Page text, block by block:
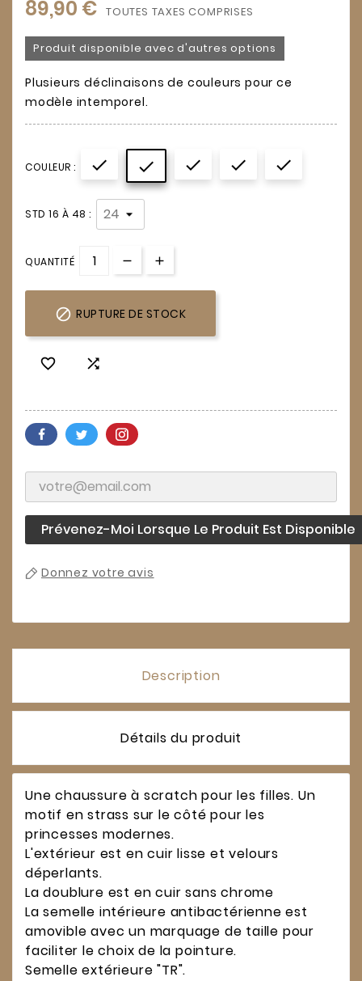
89,90 € TOUTES TAXES COMPRISES
Produit disponible avec d'autres options
Plusieurs déclinaisons de couleurs pour ce
modèle intemporel.
COULEUR :     
STD 16 À 48 :
QUANTITÉ
 RUPTURE DE STOCK
 
Prévenez-Moi Lorsque Le Produit Est Disponible
Donnez votre avis
Description
Détails du produit
Une chaussure à scratch pour les filles. Un
motif en strass sur le côté pour les
princesses modernes.
L'extérieur est en cuir lisse et velours
déperlants.
La doublure est en cuir sans chrome
La semelle intérieure antibactérienne est
amovible avec un marquage de taille pour
faciliter le choix de la pointure.
Semelle extérieure "TR".